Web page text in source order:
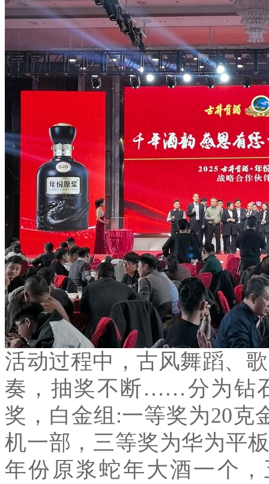
活动过程中，古风舞蹈、
奏，抽奖不断…… 分为钻
奖，白金组 :一等奖为20克
机一部，三等奖为华为平
年份原浆蛇年大酒一个